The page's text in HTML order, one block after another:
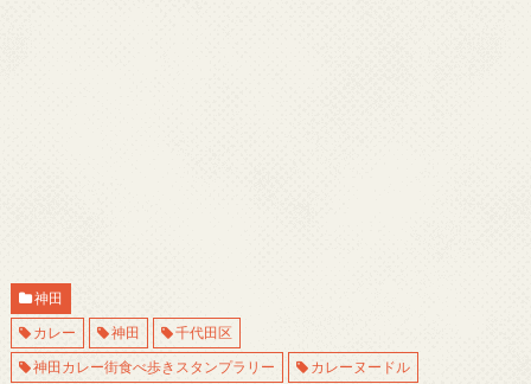
神田
カレー
神田
千代田区
神田カレー街食べ歩きスタンプラリー
カレーヌードル